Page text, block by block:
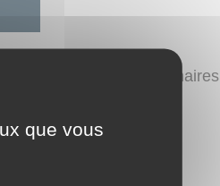
d'âges : maternels, primaires
commission.
que vous